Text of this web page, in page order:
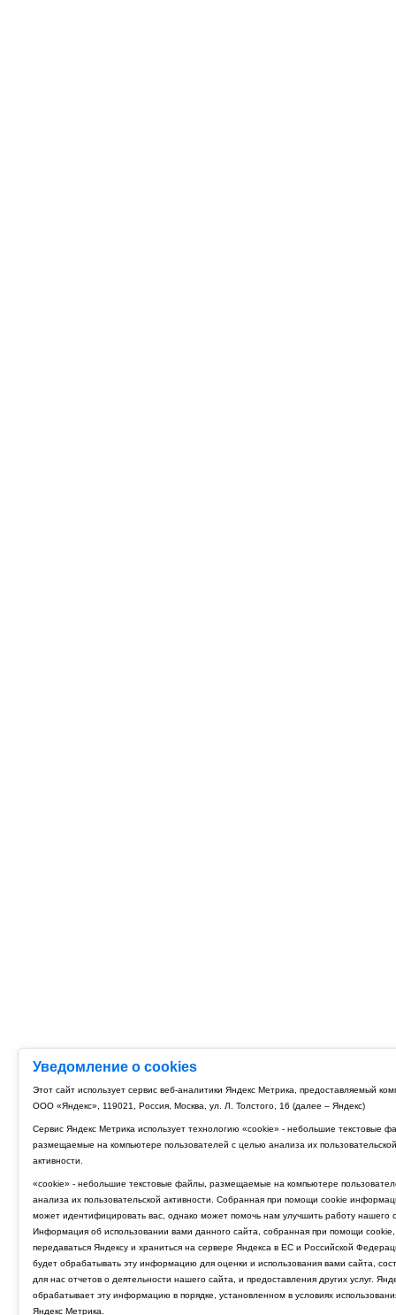
Уведомление о cookies
Этот сайт использует сервис веб-аналитики Яндекс Метрика, предоставляемый
ООО «Яндекс», 119021, Россия, Москва, ул. Л. Толстого, 16 (далее – Яндекс)
Сервис Яндекс Метрика использует технологию «cookie» - небольшие текстовые
размещаемые на компьютере пользователей с целью анализа их пользовательской
активности.
«cookie» - небольшие текстовые файлы, размещаемые на компьютере
анализа их пользовательской активности. Собранная при помощи cookie
может идентифицировать вас, однако может помочь нам улучшить работу нашего
Информация об использовании вами данного сайта, собранная при помощи cookie,
передаваться Яндексу и храниться на сервере Яндекса в ЕС и Российской
будет обрабатывать эту информацию для оценки и использования вами сайта,
для нас отчетов о деятельности нашего сайта, и предоставления других услуг.
обрабатывает эту информацию в порядке, установленном в условиях
Яндекс Метрика.